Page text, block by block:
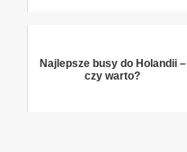
Najlepsze busy do Holandii –
czy warto?